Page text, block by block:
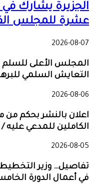
الجزيرة يشارك
عشرة للمجلس
2026-08-07
المجلس الأعلى للسلم
التعايش السلمي
2026-08-06
اعلان بالنشر بحكم
الكاملين للمدعي عليه
2026-08-05
تفاصيل… وزير التخطيط
في أعمال الدورة